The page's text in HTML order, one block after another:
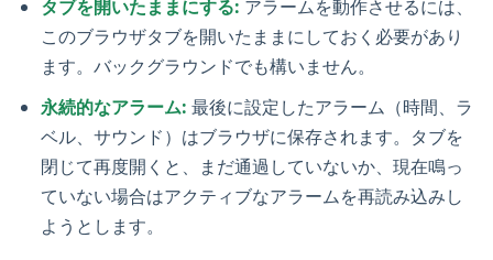
タブを開いたままにする: アラームを動作させるには、
このブラウザタブを開いたままにしておく必要があり
ます。バックグラウンドでも構いません。
永続的なアラーム: 最後に設定したアラーム（時間、ラ
ベル、サウンド）はブラウザに保存されます。タブを
閉じて再度開くと、まだ通過していないか、現在鳴っ
ていない場合はアクティブなアラームを再読み込みし
ようとします。